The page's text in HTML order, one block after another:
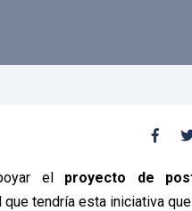
elproyecto de
tendría esta iniciativa